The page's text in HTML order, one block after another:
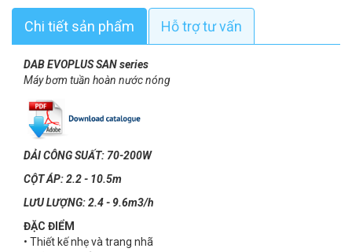
Chi tiết sản phẩm Hỗ trợ tư vấn
DAB EVOPLUS SAN series
Máy bơm tuần hoàn nước nóng
DẢI CÔNG SUẤT: 70-200W
CỘT ÁP: 2.2 - 10.5m
LƯU LƯỢNG: 2.4 - 9.6m3/h
ĐẶC ĐIỂM
• Thiết kế nhẹ và trang nhã